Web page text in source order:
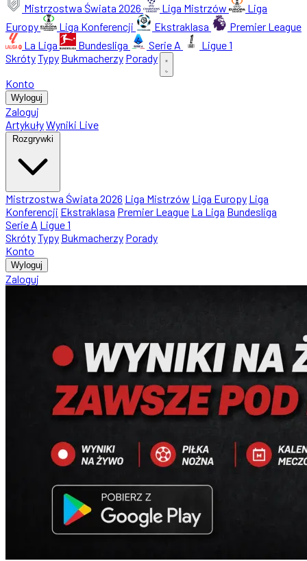
Mistrzostwa Świata 2026 Liga Mistrzów
Liga
Europy
Liga Konferencji Ekstraklasa
Premier League
La Liga
Bundesliga Serie A
Ligue 1
SkrótyTypy Bukmacherzy Porady
Konto
Wyloguj
Zaloguj
ArtykułyWyniki Live
Rozgrywki
Mistrzostwa Świata 2026 Liga Mistrzów Liga Europy Liga
Konferencji Ekstraklasa Premier League La Liga Bundesliga
Serie A Ligue 1
SkrótyTypy Bukmacherzy Porady
Konto
Wyloguj
Zaloguj